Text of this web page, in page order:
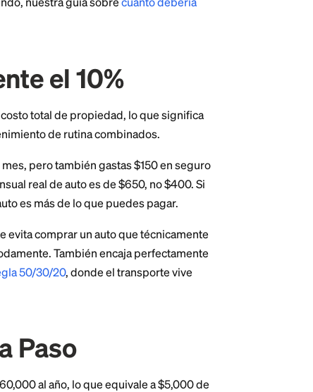
mensuales totales de transporte por debajo del 10%
entiende mal, porque cubre más que el pago del
más profundo, nuestra guía sobre
el 10%
auto. Es tu costo total de propiedad, lo que significa
y el mantenimiento de rutina combinados.
el auto es más de lo que puedes pagar.
te evita comprar un auto que técnicamente